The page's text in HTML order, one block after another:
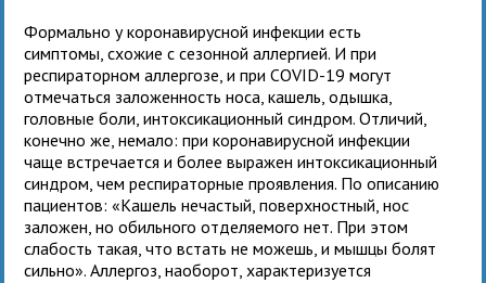
Формально у коронавирусной инфекции есть
симптомы, схожие с сезонной аллергией. И при
респираторном аллергозе, и при COVID-19 могут
отмечаться заложенность носа, кашель, одышка,
головные боли, интоксикационный синдром. Отличий,
конечно же, немало: при коронавирусной инфекции
чаще встречается и более выражен интоксикационный
синдром, чем респираторные проявления. По описанию
пациентов: «Кашель нечастый, поверхностный, нос
заложен, но обильного отделяемого нет. При этом
слабость такая, что встать не можешь, и мышцы болят
сильно». Аллергоз, наоборот, характеризуется